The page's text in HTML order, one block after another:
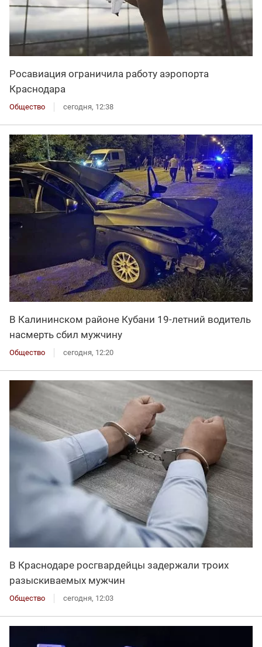
Росавиация ограничила работу аэропорта
Краснодара
Общество сегодня, 12:38
В Калининском районе Кубани 19-летний водитель
насмерть сбил мужчину
Общество сегодня, 12:20
В Краснодаре росгвардейцы задержали троих
разыскиваемых мужчин
Общество сегодня, 12:03